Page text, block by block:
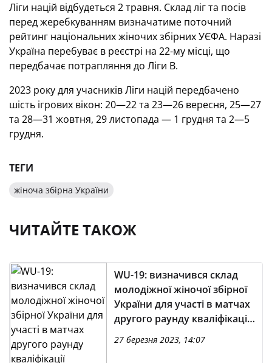
Ліги націй відбудеться 2 травня. Склад ліг та посів
перед жеребкуванням визначатиме поточний
рейтинг національних жіночих збірних УЄФА. Наразі
Україна перебуває в реєстрі на 22-му місці, що
передбачає потрапляння до Ліги В.
2023 року для учасників Ліги націй передбачено
шість ігрових вікон: 20—22 та 23—26 вересня, 25—27
та 28—31 жовтня, 29 листопада — 1 грудня та 2—5
грудня.
ТЕГИ
жіноча збірна України
ЧИТАЙТЕ ТАКОЖ
WU-19: визначився склад
молодіжної жіночої збірної
України для участі в матчах
другого раунду кваліфікації
Євро-2023
27 березня 2023, 14:07